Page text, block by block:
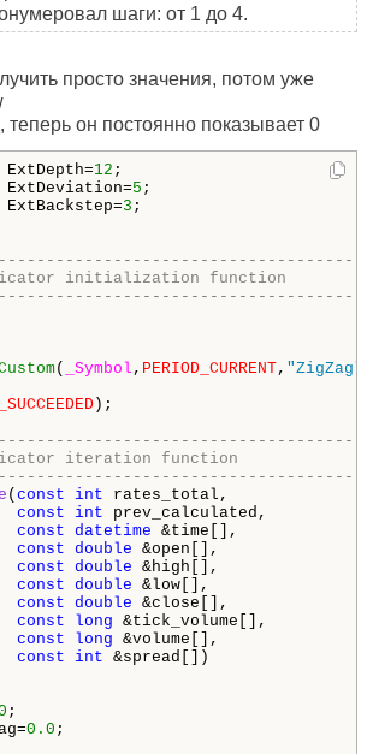
шаги: от 1 до 4.
просто значения, потом уже
теперь он постоянно показывает 0
12
5
3
initialization function
( _Symbol , PERIOD_CURRENT, "ZigZag"
);
iteration function
(const int rates_total,
const
int prev_calculated,
const datetime &time[],
const double &open[],
const double &high[],
const double &low[],
const double &close[],
const
long &tick_volume[],
const
long &volume[],
const
int &spread[])
;
0.0 ;